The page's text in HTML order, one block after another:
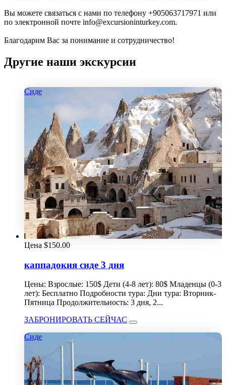
Вы можете связаться с нами по телефону +905063717971 или
по электронной почте info@excursioninturkey.com.
Благодарим Вас за понимание и сотрудничество!
Другие наши экскурсии
Сиде
Цена $150.00
каппадокия сиде 3 дня
Цены: Взрослые: 150$ Дети (4-8 лет): 80$ Младенцы (0-3
лет): Бесплатно Подробности тура: Дни тура: Вторник-
Пятница Продолжительность: 3 дня, 2...
ЗАБРОНИРОВАТЬ СЕЙЧАС
Сиде